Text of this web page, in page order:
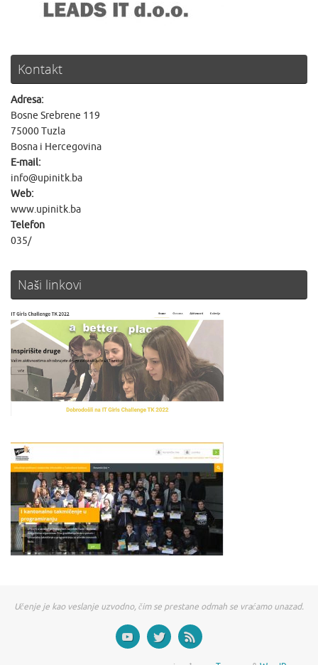
Kontakt
Adresa:
Bosne Srebrene 119
75000 Tuzla
Bosna i Hercegovina
E-mail:
info@upinitk.ba
Web:
www.upinitk.ba
Telefon
035/
Naši linkovi
Učenje je kao veslanje uzvodno, čim se prestane odmah se vraćamo unazad.